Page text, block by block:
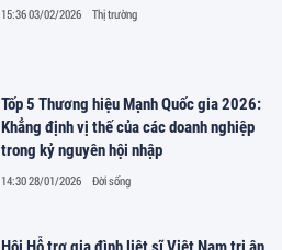
15:36 03/02/2026 Thị trường
Tốp 5 Thương hiệu Mạnh Quốc gia 2026:
Khẳng định vị thế của các doanh nghiệp
trong kỷ nguyên hội nhập
14:30 28/01/2026 Đời sống